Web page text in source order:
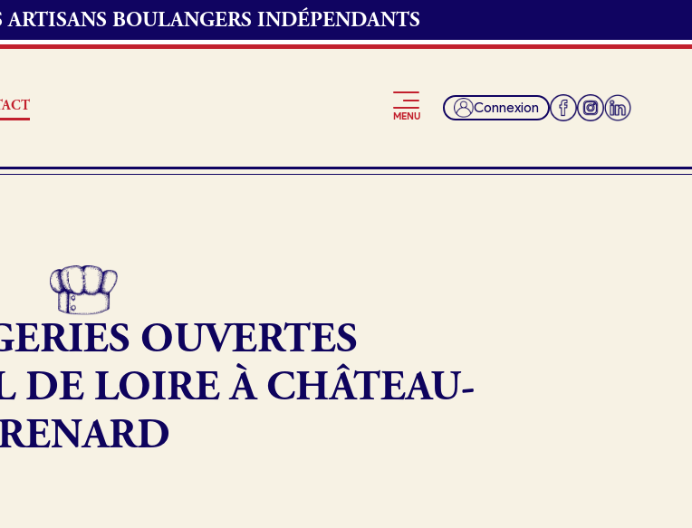
BOULANGERS INDÉPENDANTS
MENU Connexion
Offres d’emploi
Fonds de commerce
ActualitésOUVERTES
DE LOIRE À CHÂTEAU-